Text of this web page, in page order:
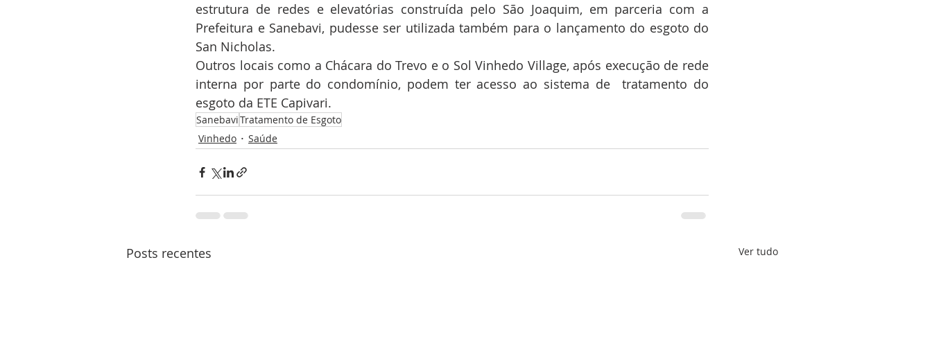
estrutura de redes e elevatórias construída pelo São Joaquim, em parceria com a
Prefeitura e Sanebavi, pudesse ser utilizada também para o lançamento do esgoto do
San Nicholas.
Outros locais como a Chácara do Trevo e o Sol Vinhedo Village, após execução de rede
interna por parte do condomínio, podem ter acesso ao sistema de  tratamento do
esgoto da ETE Capivari.
SanebaviTratamento de Esgoto
Vinhedo
Saúde
Posts recentes Ver tudo